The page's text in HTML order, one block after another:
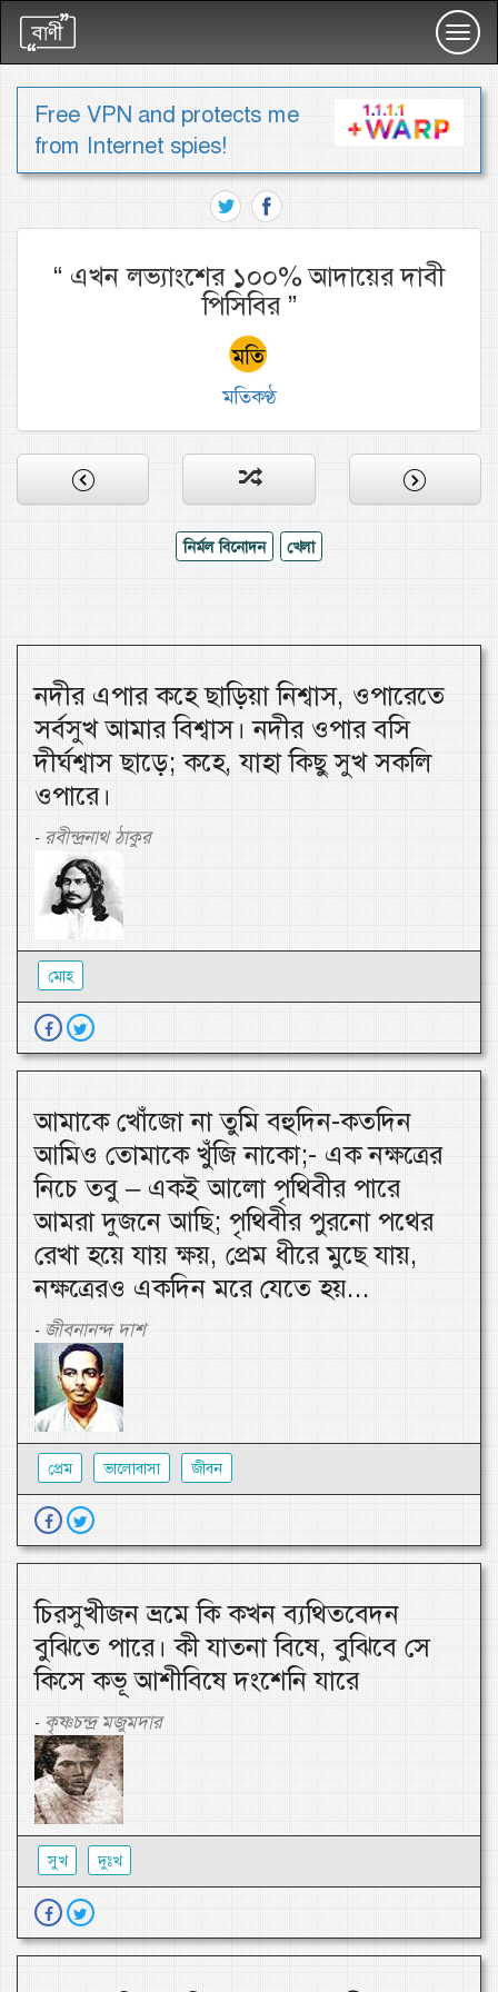
Free VPN and protects me
from Internet spies!
“ এখন লভ্যাংশের ১০০% আদায়ের দাবী
পিসিবির”
মতিকণ্ঠ
নির্মল বিনোদন খেলা
নদীর এপার কহে ছাড়িয়া নিশ্বাস, ওপারেতে
সর্বসুখ আমার বিশ্বাস। নদীর ওপার বসি
দীর্ঘশ্বাস ছাড়ে; কহে, যাহা কিছু সুখ সকলি
ওপারে।
- রবীন্দ্রনাথ ঠাকুর
মোহ
আমাকে খোঁজো না তুমি বহুদিন-কতদিন
আমিও তোমাকে খুঁজি নাকো;- এক নক্ষত্রের
নিচে তবু – একই আলো পৃথিবীর পারে
আমরা দুজনে আছি; পৃথিবীর পুরনো পথের
রেখা হয়ে যায় ক্ষয়, প্রেম ধীরে মুছে যায়,
নক্ষত্রেরও একদিন মরে যেতে হয়...
- জীবনানন্দ দাশ
প্রেম ভালোবাসা জীবন
চিরসুখীজন ভ্রমে কি কখন ব্যথিতবেদন
বুঝিতে পারে। কী যাতনা বিষে, বুঝিবে সে
কিসে কভূ আশীবিষে দংশেনি যারে
- কৃষ্ণচন্দ্র মজুমদার
সুখ দুঃখ